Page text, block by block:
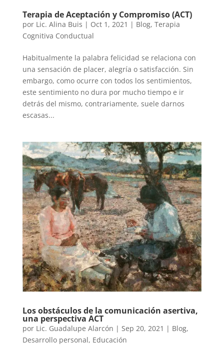
Terapia de Aceptación y Compromiso (ACT)
por Lic. Alina Buis | Oct 1, 2021 | Blog, Terapia
Cognitiva Conductual
Habitualmente la palabra felicidad se relaciona con
una sensación de placer, alegría o satisfacción. Sin
embargo, como ocurre con todos los sentimientos,
este sentimiento no dura por mucho tiempo e ir
detrás del mismo, contrariamente, suele darnos
escasas...
Los obstáculos de la comunicación asertiva,
una perspectiva ACT
por Lic. Guadalupe Alarcón | Sep 20, 2021 | Blog,
Desarrollo personal, Educación